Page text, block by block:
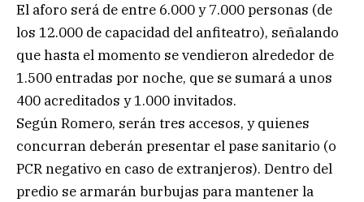
El aforo será de entre 6.000 y 7.000 personas (de
los 12.000 de capacidad del anfiteatro), señalando
que hasta el momento se vendieron alrededor de
1.500 entradas por noche, que se sumará a unos
400 acreditados y 1.000 invitados.
Según Romero, serán tres accesos, y quienes
concurran deberán presentar el pase sanitario (o
PCR negativo en caso de extranjeros). Dentro del
predio se armarán burbujas para mantener la